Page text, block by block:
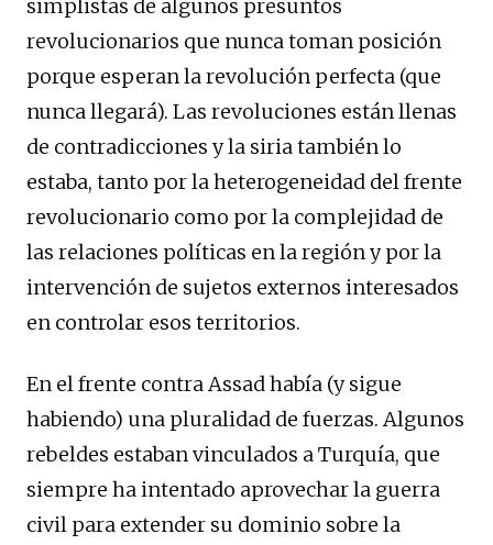
simplistas de algunos presuntos
revolucionarios que nunca toman posición
porque esperan la revolución perfecta (que
nunca llegará). Las revoluciones están llenas
de contradicciones y la siria también lo
estaba, tanto por la heterogeneidad del frente
revolucionario como por la complejidad de
las relaciones políticas en la región y por la
intervención de sujetos externos interesados ​​
en controlar esos territorios.
En el frente contra Assad había (y sigue
habiendo) una pluralidad de fuerzas. Algunos
rebeldes estaban vinculados a Turquía, que
siempre ha intentado aprovechar la guerra
civil para extender su dominio sobre la